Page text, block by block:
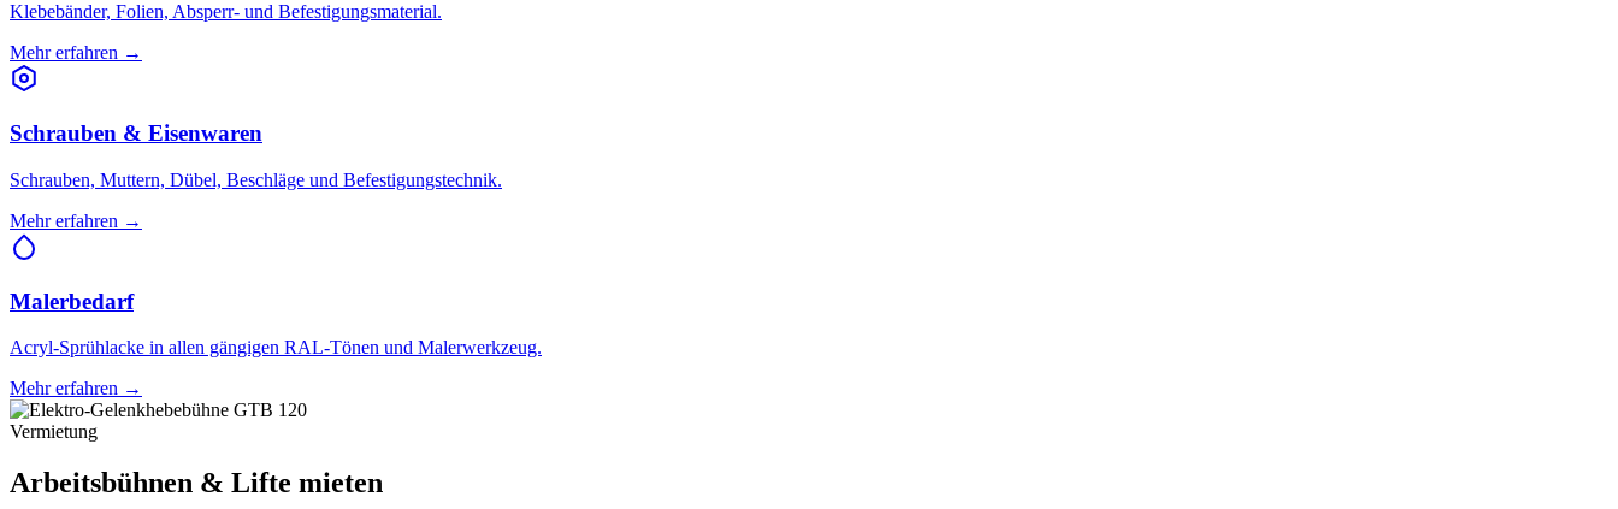
Klebebänder, Folien, Absperr- und Befestigungsmaterial.
Mehr erfahren →
Schrauben & Eisenwaren
Schrauben, Muttern, Dübel, Beschläge und Befestigungstechnik.
Mehr erfahren →
Malerbedarf
Acryl-Sprühlacke in allen gängigen RAL-Tönen und Malerwerkzeug.
Mehr erfahren →
Vermietung
Arbeitsbühnen & Lifte mieten